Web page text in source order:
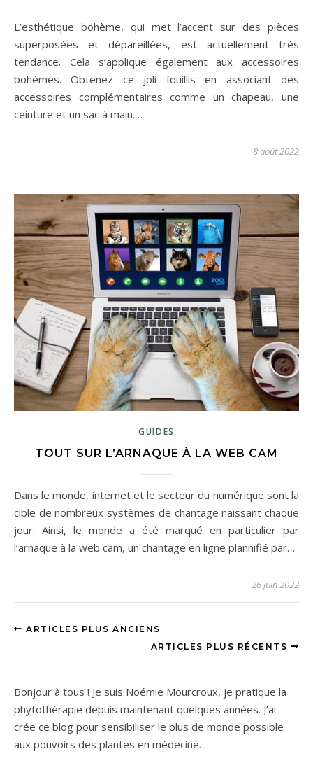
L’esthétique bohème, qui met l’accent sur des pièces
superposées et dépareillées, est actuellement très
tendance. Cela s’applique également aux accessoires
bohèmes. Obtenez ce joli fouillis en associant des
accessoires complémentaires comme un chapeau, une
ceinture et un sac à main.…
8 août 2022
GUIDES
TOUT SUR L’ARNAQUE À LA WEB CAM
Dans le monde, internet et le secteur du numérique sont la
cible de nombreux systèmes de chantage naissant chaque
jour. Ainsi, le monde a été marqué en particulier par
l’arnaque à la web cam, un chantage en ligne plannifié par…
26 juin 2022
ARTICLES PLUS ANCIENS
ARTICLES PLUS RÉCENTS
Bonjour à tous ! Je suis Noémie Mourcroux, je pratique la
phytothérapie depuis maintenant quelques années. J’ai
crée ce blog pour sensibiliser le plus de monde possible
aux pouvoirs des plantes en médecine.